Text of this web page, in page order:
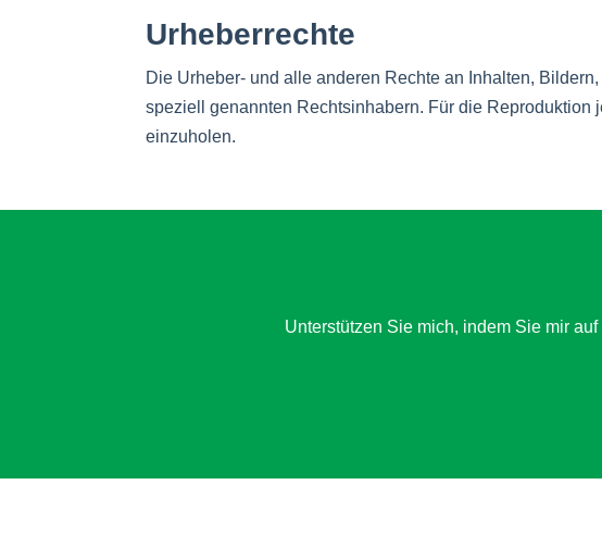
Urheberrechte
Die Urheber- und alle anderen Rechte an Inhalten,
speziell genannten Rechtsinhabern. Für die
einzuholen.
Unterstützen Sie mich, indem Sie mir